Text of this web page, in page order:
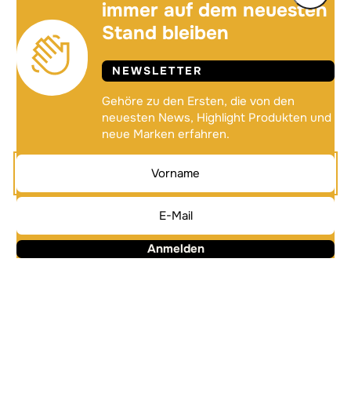
immer auf dem neuesten
Stand bleiben
NEWSLETTER
Gehöre zu den Ersten, die von den
neuesten News, Highlight Produkten und
neue Marken erfahren.
Anmelden